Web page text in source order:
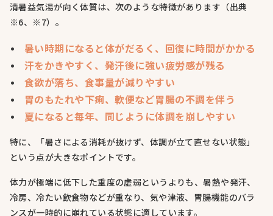
清暑益気湯が向く体質は、次のような特徴があります（出典
※6、※7）。
暑い時期になると体がだるく、回復に時間がかかる
汗をかきやすく、発汗後に強い疲労感が残る
食欲が落ち、食事量が減りやすい
胃のもたれや下痢、軟便など胃腸の不調を伴う
夏になると毎年、同じように体調を崩しやすい
特に、「暑さによる消耗が抜けず、体調が立て直せない状態」
という点が大きなポイントです。
体力が極端に低下した重度の虚弱というよりも、暑熱や発汗、
冷房、冷たい飲食物などが重なり、気や津液、胃腸機能のバラ
ンスが一時的に崩れている状態に適しています。